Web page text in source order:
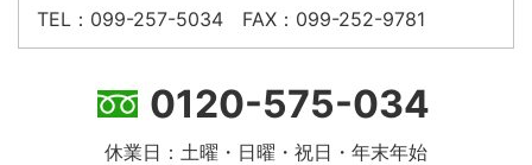
TEL：099-257-5034 FAX：099-252-9781
0120-575-034
休業日：土曜・日曜・祝日・年末年始